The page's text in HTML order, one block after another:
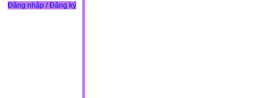
Đăng nhập / Đăng ký